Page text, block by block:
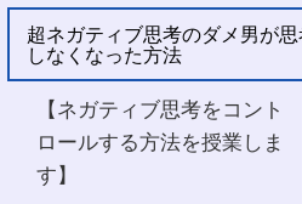
超ネガティブ思考のダメ男が
しなくなった方法
【ネガティブ思考をコント
ロールする方法を授業しま
す】